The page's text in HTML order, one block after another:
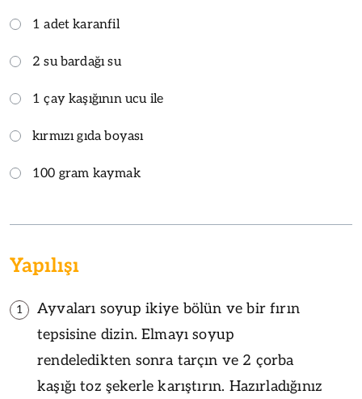
1 adet karanfil
2 su bardağı su
1 çay kaşığının ucu ile
kırmızı gıda boyası
100 gram kaymak
Yapılışı
1
Ayvaları soyup ikiye bölün ve bir fırın
tepsisine dizin. Elmayı soyup
rendeledikten sonra tarçın ve 2 çorba
kaşığı toz şekerle karıştırın. Hazırladığınız